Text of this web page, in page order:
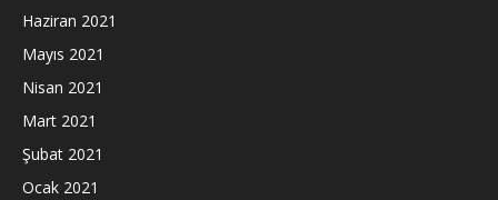
Haziran 2021
Mayıs 2021
Nisan 2021
Mart 2021
Şubat 2021
Ocak 2021